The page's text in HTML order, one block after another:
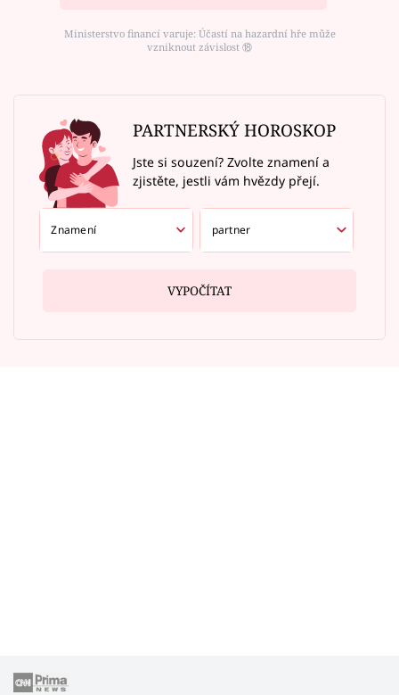
Ministerstvo financí varuje: Účastí na hazardní hře může
vzniknout závislost ⑱
PARTNERSKÝ HOROSKOP
Jste si souzení? Zvolte znamení a
zjistěte, jestli vám hvězdy přejí.
VYPOČÍTAT